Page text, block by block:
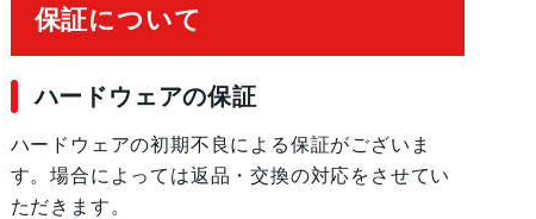
保証について
ハードウェアの保証
ハードウェアの初期不良による保証がございま
す。場合によっては返品・交換の対応をさせてい
ただきます。